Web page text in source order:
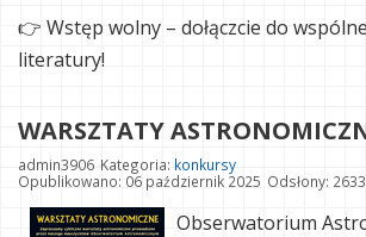
👉 Wstęp wolny – dołączcie do
literatury!
WARSZTATY
admin3906 Kategoria: konkursy
Opublikowano: 06 październik 2025 Odsłony: 2633
Obserwatorium